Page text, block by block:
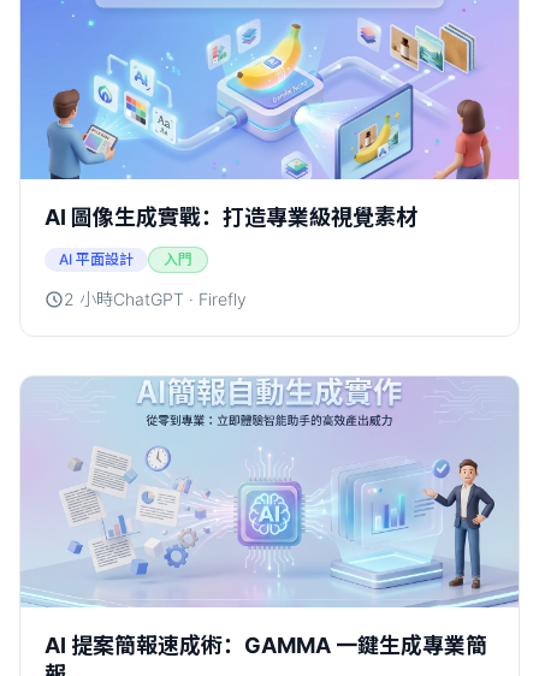
AI 圖像生成實戰：打造專業級視覺素材
AI 平面設計 入門
2 小時ChatGPT · Firefly
AI 提案簡報速成術：GAMMA 一鍵生成專業簡